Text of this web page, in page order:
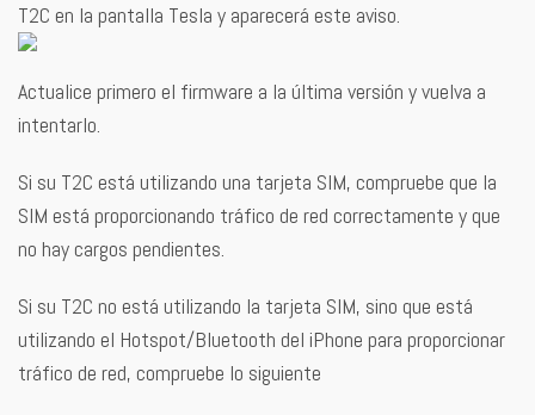
T2C en la pantalla Tesla y aparecerá este aviso.
Actualice primero el firmware a la última versión y vuelva a
intentarlo.
Si su T2C está utilizando una tarjeta SIM, compruebe que la
SIM está proporcionando tráfico de red correctamente y que
no hay cargos pendientes.
Si su T2C no está utilizando la tarjeta SIM, sino que está
utilizando el Hotspot/Bluetooth del iPhone para proporcionar
tráfico de red, compruebe lo siguiente